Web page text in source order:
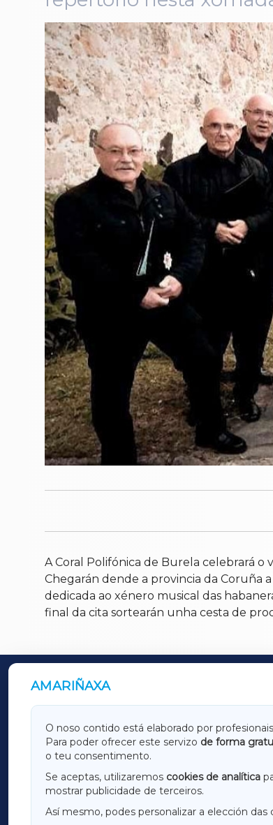
A Coral Polifónica de Burela celebrará o
Chegarán dende a provincia da Coruña
dedicada ao xénero musical das
final da cita sortearán unha cesta de
AMARIÑAXA
O noso contido está elaborado por
Para poder ofrecer este servizo de forma
o teu consentimento.
Se aceptas, utilizaremos cookies de analítica
mostrar publicidade de terceiros.
Así mesmo, podes personalizar a elección
OUTROS PERIÓDICOS
GALICIAXA
AMARIÑAXA
OURENSEXA